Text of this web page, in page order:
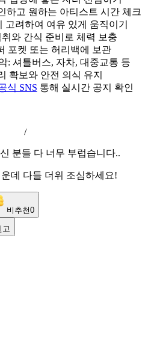
하고 원하는 아티스트 시간 체크
고려하여 여유 있게 움직이기
와 간식 준비로 체력 보충
포켓 또는 허리백에 보관
: 셔틀버스, 자차, 대중교통 등
확보와 안전 의식 유지
식 SNS 통해 실시간 공지 확인
/
분들 다 너무 부럽습니다..
데 다들 더위 조심하세요!
비추천0
고